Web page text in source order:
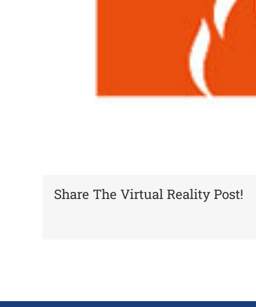
Share The Virtual Reality Post!